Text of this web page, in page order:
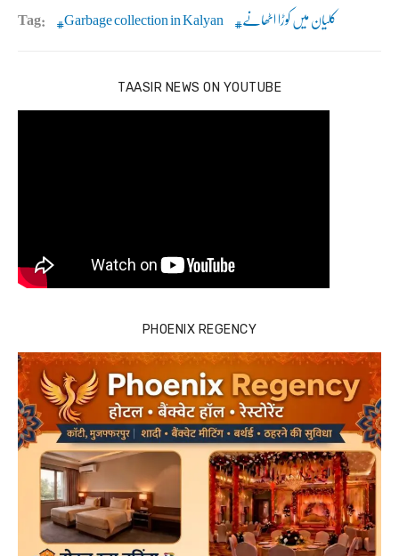
Tag: Garbage collection in Kalyan کلیان میں کوڑا اٹھانے
TAASIR NEWS ON YOUTUBE
PHOENIX REGENCY